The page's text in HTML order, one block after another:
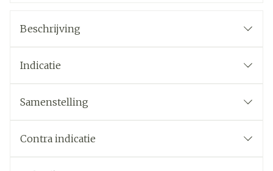
Beschrijving
Indicatie
Samenstelling
Contra indicatie